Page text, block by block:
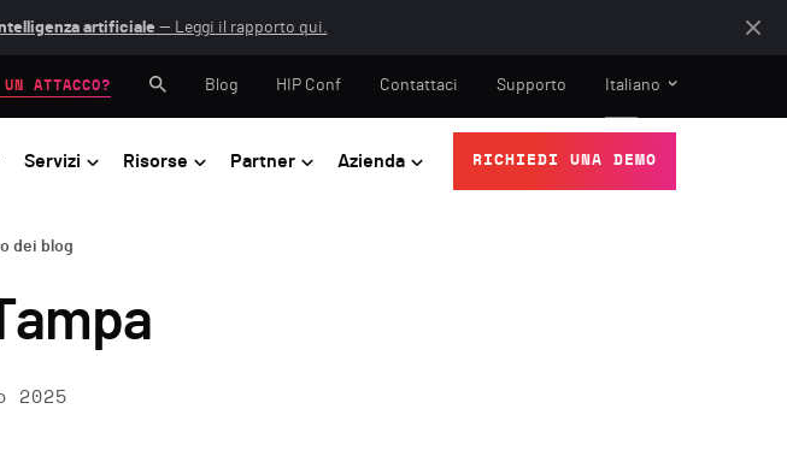
artificiale — Leggi il rapporto qui.
Servizi Risorse Partner Azienda RICHIEDI UNA DEMO
ATTACCO? Blog HIP Conf Contattaci Supporto Italiano
dei blog
2025